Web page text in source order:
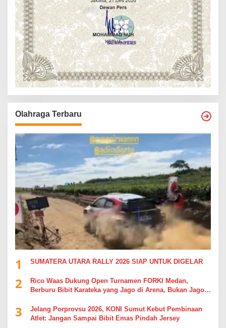
Olahraga Terbaru
1 SUMATERA UTARA RALLY 2026 SIAP UNTUK DIGELAR
2
Rico Waas Dukung Open Turnamen FORKI Medan,
Berburu Bibit Karateka yang Jago di Arena, Bukan Jago
3
Jelang Porprovsu 2026, KONI Sumut Kebut Pembinaan
Atlet: Jangan Sampai Bibit Emas Pindah Jersey